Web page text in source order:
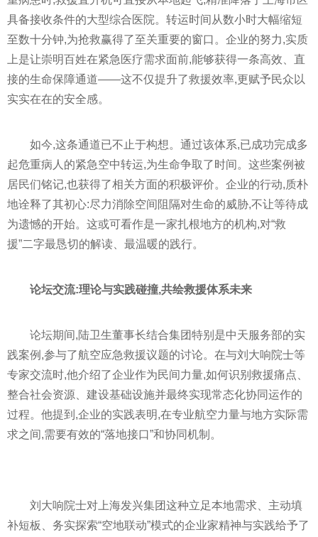
具备接收条件的大型综合医院。转运时间从数小时大幅缩短
至数十分钟,为抢救赢得了至关重要的窗口。企业的努力,实质
上是让崇明百姓在紧急医疗需求面前,能够获得一条高效、直
接的生命保障通道——这不仅提升了救援效率,更赋予民众以
实实在在的安全感。
如今,这条通道已不止于构想。通过该体系,已成功完成多
起危重病人的紧急空中转运,为生命争取了时间。这些案例被
居民们铭记,也获得了相关方面的积极评价。企业的行动,质朴
地诠释了其初心:尽力消除空间阻隔对生命的威胁,不让等待成
为遗憾的开始。这或可看作是一家扎根地方的机构,对“救
援”二字最恳切的解读、最温暖的践行。
论坛交流:理论与实践碰撞,共绘救援体系未来
论坛期间,陆卫生董事长结合集团特别是中天服务部的实
践案例,参与了航空应急救援议题的讨论。在与刘大响院士等
专家交流时,他介绍了企业作为民间力量,如何识别救援痛点、
整合社会资源、建设基础设施并最终实现常态化协同运作的
过程。他提到,企业的实践表明,在专业航空力量与地方实际需
求之间,需要有效的“落地接口”和协同机制。
刘大响院士对上海发兴集团这种立足本地需求、主动填
补短板、务实探索“空地联动”模式的企业家精神与实践给予了